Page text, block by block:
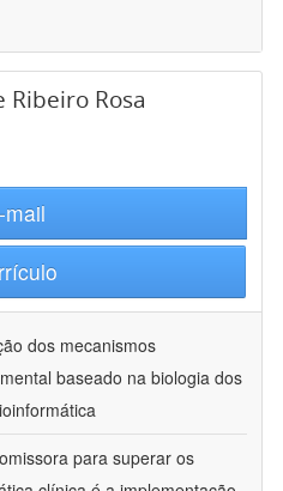
Ribeiro Rosa
mail
dos mecanismos
baseado na biologia dos
para superar os